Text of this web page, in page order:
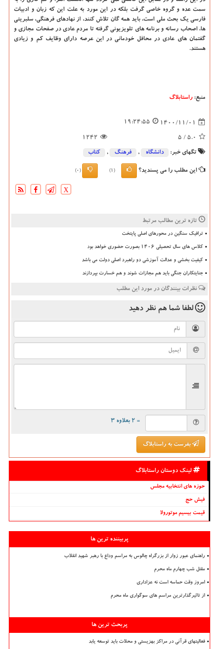
سمت عده و گروه خاصی گرفت بلکه در این مورد به علت این که زبان و ادبیات
فارسی یک بحث ملی است، باید همه گان تلاش کنند، از نهادهای فرهنگی، سلبریتی
ها، اصحاب رسانه و برنامه های تلویزیونی گرفته تا مردم عادی در صفحات مجازی و
گفتمان‎ های عادی در محافل خودمانی در این عرصه دارای وظایف کم و زیادی
هستند.
منبع: راستابلاگ
1400/11/01
19:24:55
5.0
/ 5
1242
تگهای خبر: دانشگاه‌ , فرهنگ , كتاب
این مطلب را می پسندید؟ (1)
(0)
X
تازه ترین مطالب مرتبط
ترافیک سنگین در محورهای اصلی پایتخت
کلاس های سال تحصیلی ۱۴۰۶ بصورت حضوری خواهد بود
کیفیت بخشی و عدالت آموزشی دو راهبرد اصلی دولت می باشد
جنایتکاران جنگی باید هم مجازات شوند و هم خسارت بپردازند
نظرات بینندگان در مورد این مطلب
لطفا شما هم نظر دهید
= ۲ بعلاوه ۳
بفرست به راستابلاگ
لینک دوستان راستابلاگ
حوزه های انتخابیه مجلس
فیش حج
قیمت بیسیم موتورولا
پربیننده ترین ها
راهنمای عبور زوار از بزرگراه چالوس به مراسم وداع با رهبر شهید انقلاب
مقتل شب چهارم ماه محرم
امروز وقت حماسه است نه عزاداری
از تاثیرگذارترین مراسم های سوگواری ماه محرم
پربحث ترین ها
فعالیتهای قرآنی در مراکز بهزیستی و محلات باید توسعه یابد